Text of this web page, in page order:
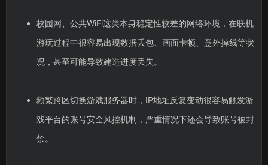
校园网、公共WiFi这类本身稳定性较差的网络环境，在联机
游玩过程中很容易出现数据丢包、画面卡顿、意外掉线等状
况，甚至可能导致建造进度丢失。
频繁跨区切换游戏服务器时，IP地址反复变动很容易触发游
戏平台的账号安全风控机制，严重情况下还会导致账号被封
禁。